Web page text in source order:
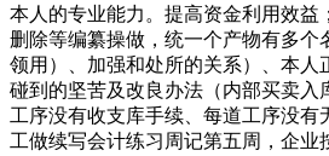
本人的专业能力。提高资金利用效益
删除等编纂操做，统一个产物有多个
领用）、加强和处所的关系）、本人
碰到的坚苦及改良办法（内部买卖入
工序没有收支库手续、每道工序没有
工做续写会计练习周记第五周，企业